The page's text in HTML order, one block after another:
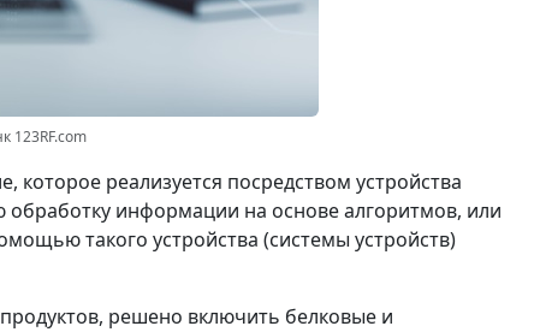
123RF.com
которое реализуется посредством устройства
обработку информации на основе алгоритмов, или
такого устройства (системы устройств)
решено включить белковые и